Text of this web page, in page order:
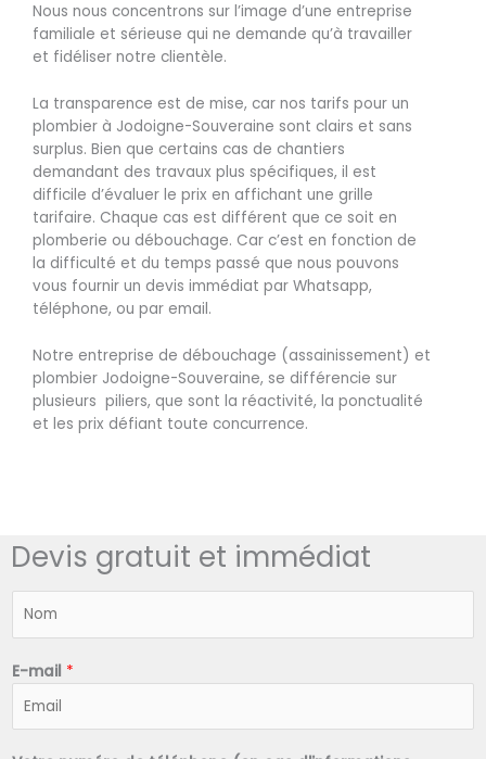
Nous nous concentrons sur l’image d’une entreprise
familiale et sérieuse qui ne demande qu’à travailler
et fidéliser notre clientèle.
La transparence est de mise, car nos tarifs pour un
plombier à Jodoigne-Souveraine sont clairs et sans
surplus. Bien que certains cas de chantiers
demandant des travaux plus spécifiques, il est
difficile d’évaluer le prix en affichant une grille
tarifaire. Chaque cas est différent que ce soit en
plomberie ou débouchage. Car c’est en fonction de
la difficulté et du temps passé que nous pouvons
vous fournir un devis immédiat par Whatsapp,
téléphone, ou par email.
Notre entreprise de débouchage (assainissement) et
plombier Jodoigne-Souveraine, se différencie sur
plusieurs piliers, que sont la réactivité, la ponctualité
et les prix défiant toute concurrence.
Devis gratuit et immédiat
*
E-mail *